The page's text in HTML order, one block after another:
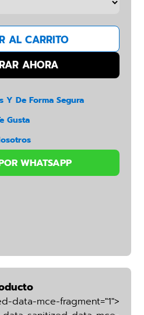
Y De Forma Segura
Gusta
mce-fragment="1">